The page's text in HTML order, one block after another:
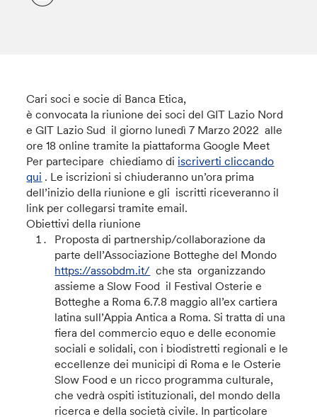
Cari soci e socie di Banca Etica,
è convocata la riunione dei soci del GIT Lazio Nord
e GIT Lazio Sud il giorno lunedì 7 Marzo 2022 alle
ore 18 online tramite la piattaforma Google Meet
Per partecipare chiediamo di iscriverti cliccando
qui . Le iscrizioni si chiuderanno un’ora prima
dell’inizio della riunione e gli iscritti riceveranno il
link per collegarsi tramite email.
Obiettivi della riunione
Proposta di partnership/collaborazione da
parte dell’Associazione Botteghe del Mondo
https://assobdm.it/ che sta organizzando
assieme a Slow Food il Festival Osterie e
Botteghe a Roma 6.7.8 maggio all’ex cartiera
latina sull’Appia Antica a Roma. Si tratta di una
fiera del commercio equo e delle economie
sociali e solidali, con i biodistretti regionali e le
eccellenze dei municipi di Roma e le Osterie
Slow Food e un ricco programma culturale,
che vedrà ospiti istituzionali, del mondo della
ricerca e della società civile. In particolare